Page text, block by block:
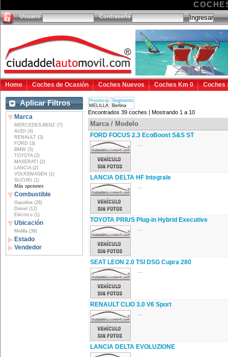
Usuario Contraseña
Home Coches de Ocasión Coches Nuevos Coches Km 0 Coches
Aplicar Filtros
Marca
MERCEDES-BENZ (7)
AUDI (4)
RENAULT (3)
FORD (3)
BMW (3)
TOYOTA (2)
MASERATI (2)
LANCIA (2)
VOLKSWAGEN (1)
SUZUKI (1)
Más opciones
Combustible
Gasolina (26)
Diesel (12)
Eléctrico (1)
Ubicación
Melilla (39)
Estado
Vendedor
Provincia
MELILLA
Segmento
Berlina
Encontrados 39 coches | Mostrando 1 a 10
Marca / Modelo
FORD FOCUS 2.3 EcoBoost S&S ST
LANCIA DELTA HF Integrale
TOYOTA PRIUS Plug-in Hybrid Executive
SEAT LEON 2.0 TSI DSG Cupra 280
RENAULT CLIO 3.0 V6 Sport
LANCIA DELTA EVOLUZIONE